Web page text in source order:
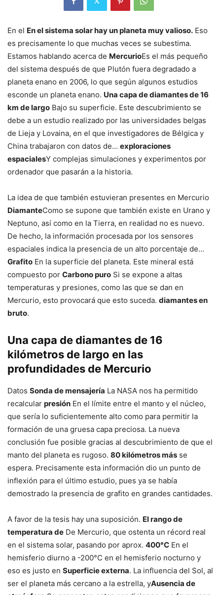
En el En el sistema solar hay un planeta muy valioso. Eso
es precisamente lo que muchas veces se subestima.
Estamos hablando acerca de MercurioEs el más pequeño
del sistema después de que Plutón fuera degradado a
planeta enano en 2006, lo que según algunos estudios
esconde un planeta enano. Una capa de diamantes de 16
km de largo Bajo su superficie. Este descubrimiento se
debe a un estudio realizado por las universidades belgas
de Lieja y Lovaina, en el que investigadores de Bélgica y
China trabajaron con datos de… exploraciones
espacialesY complejas simulaciones y experimentos por
ordenador que pasarán a la historia.
La idea de que también estuvieran presentes en Mercurio
DiamanteComo se supone que también existe en Urano y
Neptuno, así como en la Tierra, en realidad no es nuevo.
De hecho, la información procesada por los sensores
espaciales indica la presencia de un alto porcentaje de…
Grafito En la superficie del planeta. Este mineral está
compuesto por Carbono puro Si se expone a altas
temperaturas y presiones, como las que se dan en
Mercurio, esto provocará que esto suceda. diamantes en
bruto.
Una capa de diamantes de 16
kilómetros de largo en las
profundidades de Mercurio
Datos Sonda de mensajería La NASA nos ha permitido
recalcular presión En el límite entre el manto y el núcleo,
que sería lo suficientemente alto como para permitir la
formación de una gruesa capa preciosa. La nueva
conclusión fue posible gracias al descubrimiento de que el
manto del planeta es rugoso. 80 kilómetros más se
espera. Precisamente esta información dio un punto de
inflexión para el último estudio, pues ya se había
demostrado la presencia de grafito en grandes cantidades.
A favor de la tesis hay una suposición. El rango de
temperatura de De Mercurio, que ostenta un récord real
en el sistema solar, pasando por aprox. 400°C En el
hemisferio diurno a -200°C en el hemisferio nocturno y
eso es justo en Superficie externa. La influencia del Sol, al
ser el planeta más cercano a la estrella, yAusencia de